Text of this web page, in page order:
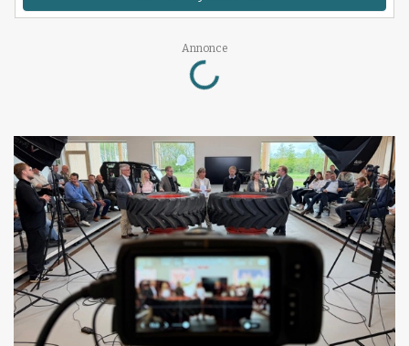
Annonce
Loading...